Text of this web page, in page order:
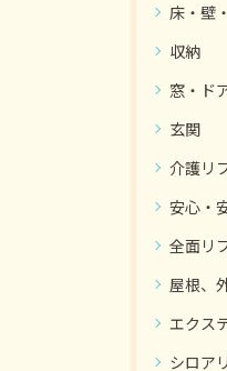
床・壁
収納
窓・ド
玄関
介護リ
安心・
全面リ
屋根、
エクス
シロアリ